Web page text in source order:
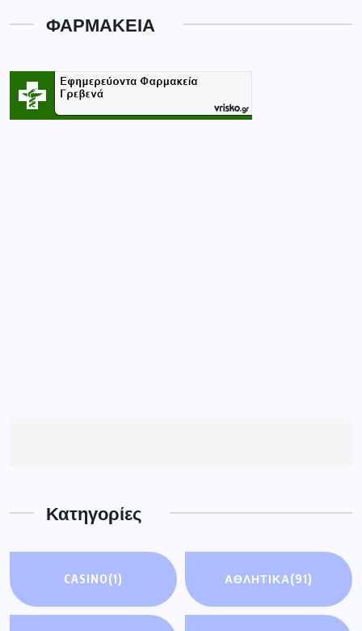
ΦΑΡΜΑΚΕΙΑ
Κατηγορίες
CASINO(1) ΑΘΛΗΤΙΚΆ(91)